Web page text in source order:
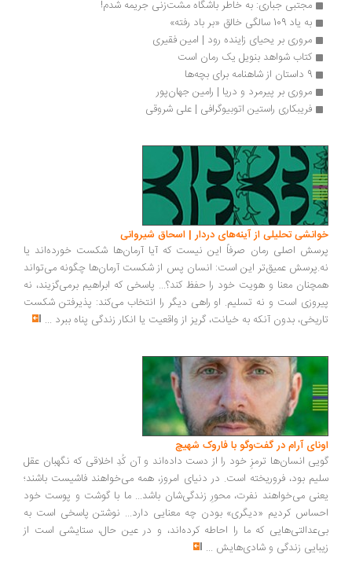
مجتبی جباری: به خاطر باشگاه‌ مشت‌زنی جریمه شدم!
به یاد 109 سالگی خالق «بر باد رفته»
مروری بر یحیای زاینده رود | امین فقیری
کتاب شواهد بنویل یک رمان است
9 داستان‌ از شاهنامه برای بچه‌ها
مروری بر پیرمرد و دریا | رامین جهان‌پور
فریبکاری راستین اتوبیوگرافی | علی شروقی
خوانشی تحلیلی از آینه‌های دردار | اسحاق شیروانی
پرسش اصلی رمان صرفاً این نیست که آیا آرمان‌ها شکست خورده‌اند یا
نه.پرسش عمیق‌تر این است: انسان پس از شکست آرمان‌ها چگونه می‌تواند
همچنان معنا و هویت خود را حفظ کند؟... پاسخی که ابراهیم برمی‌گزیند، نه
پیروزی است و نه تسلیم. او راهی دیگر را انتخاب می‌کند: پذیرفتن شکست
تاریخی، بدون آنکه به خیانت، گریز از واقعیت یا انکار زندگی پناه ببرد ...
اونای آرام در گفت‌وگو با فاروک شهیچ‭
گویی انسان‌ها ترمزِ خود را از دست داده‌اند و آن کُدِ اخلاقی که نگهبان عقل
سلیم بود، فروریخته است. در دنیای امروز، همه می‌خواهند فاشیست باشند؛
یعنی می‌خواهند نفرت، محورِ زندگی‌شان باشد... ما با گوشت و پوست خود
احساس کردیم «دیگری» بودن چه معنایی دارد... نوشتن پاسخی است به
بی‌عدالتی‌هایی که ما را احاطه کرده‌اند، و در عین حال، ستایشی است از
زیبایی زندگی و شادی‌هایش ...